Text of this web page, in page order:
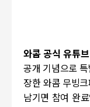
와콤 공식 유튜
공개 기념으로
장한 와콤 무빙
남기면 참여 완